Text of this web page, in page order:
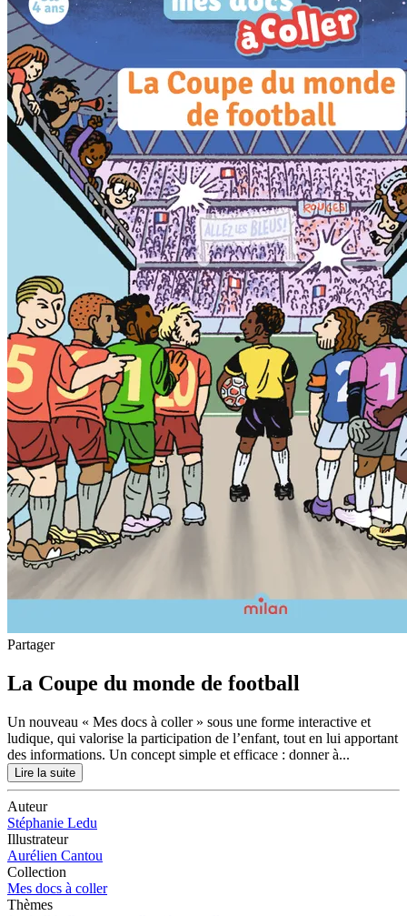
Partager
La Coupe du monde de football
Un nouveau « Mes docs à coller » sous une forme interactive et
ludique, qui valorise la participation de l’enfant, tout en lui apportant
des informations. Un concept simple et efficace : donner à...
Lire la suite
Auteur
Stéphanie Ledu
Illustrateur
Aurélien Cantou
Collection
Mes docs à coller
Thèmes